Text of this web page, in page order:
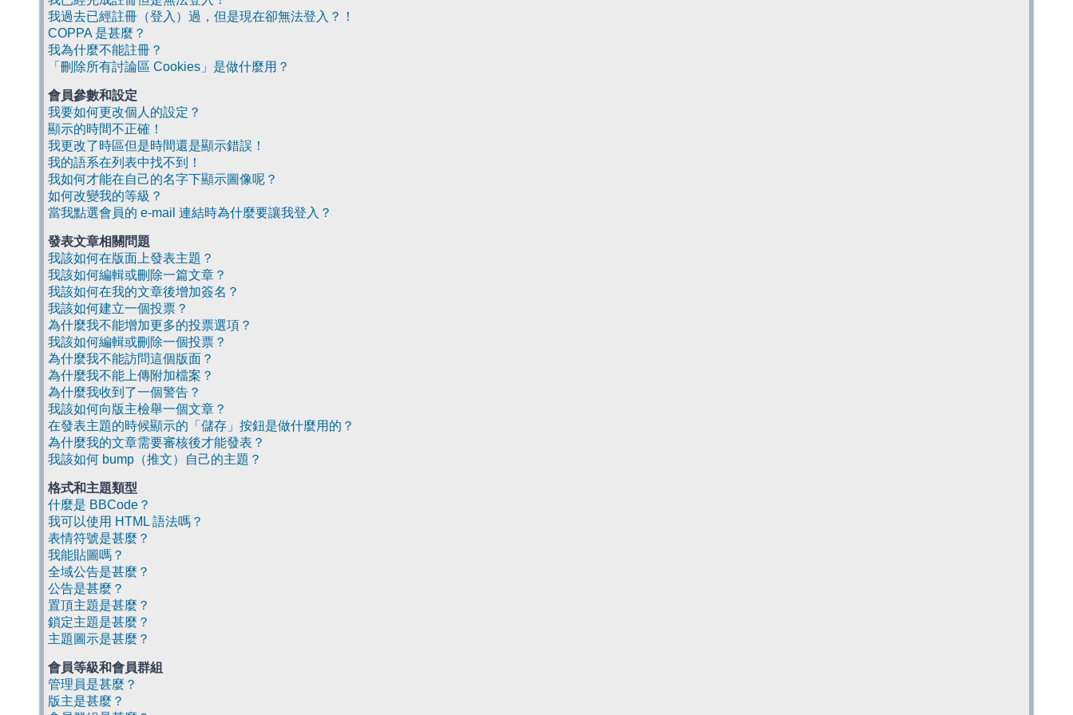
我過去已經註冊（登入）過，但是現在卻無法登入？！
COPPA 是甚麼？
我為什麼不能註冊？
「刪除所有討論區 Cookies」是做什麼用？
會員參數和設定
我要如何更改個人的設定？
顯示的時間不正確！
我更改了時區但是時間還是顯示錯誤！
我的語系在列表中找不到！
我如何才能在自己的名字下顯示圖像呢？
如何改變我的等級？
當我點選會員的 e-mail 連結時為什麼要讓我登入？
發表文章相關問題
我該如何在版面上發表主題？
我該如何編輯或刪除一篇文章？
我該如何在我的文章後增加簽名？
我該如何建立一個投票？
為什麼我不能增加更多的投票選項？
我該如何編輯或刪除一個投票？
為什麼我不能訪問這個版面？
為什麼我不能上傳附加檔案？
為什麼我收到了一個警告？
我該如何向版主檢舉一個文章？
在發表主題的時候顯示的「儲存」按鈕是做什麼用的？
為什麼我的文章需要審核後才能發表？
我該如何 bump（推文）自己的主題？
格式和主題類型
什麼是 BBCode？
我可以使用 HTML 語法嗎？
表情符號是甚麼？
我能貼圖嗎？
全域公告是甚麼？
公告是甚麼？
置頂主題是甚麼？
鎖定主題是甚麼？
主題圖示是甚麼？
會員等級和會員群組
管理員是甚麼？
版主是甚麼？